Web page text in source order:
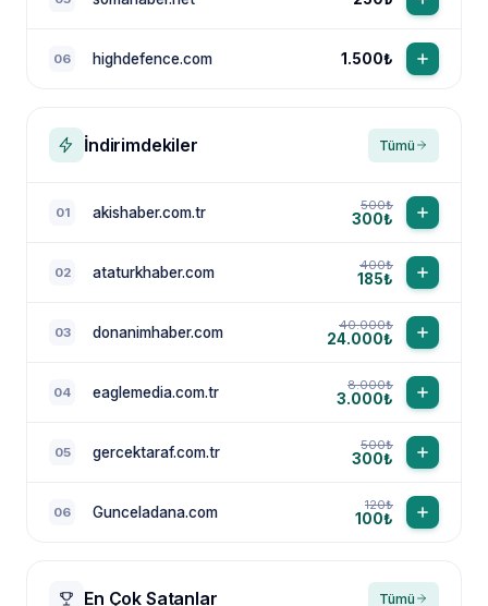
06 highdefence.com 1.500₺
İndirimdekiler Tümü
01 akishaber.com.tr 500₺
300₺
02 ataturkhaber.com 400₺
185₺
03 donanimhaber.com 40.000₺
24.000₺
04 eaglemedia.com.tr 8.000₺
3.000₺
05 gercektaraf.com.tr 500₺
300₺
06 Gunceladana.com 120₺
100₺
En Çok Satanlar Tümü